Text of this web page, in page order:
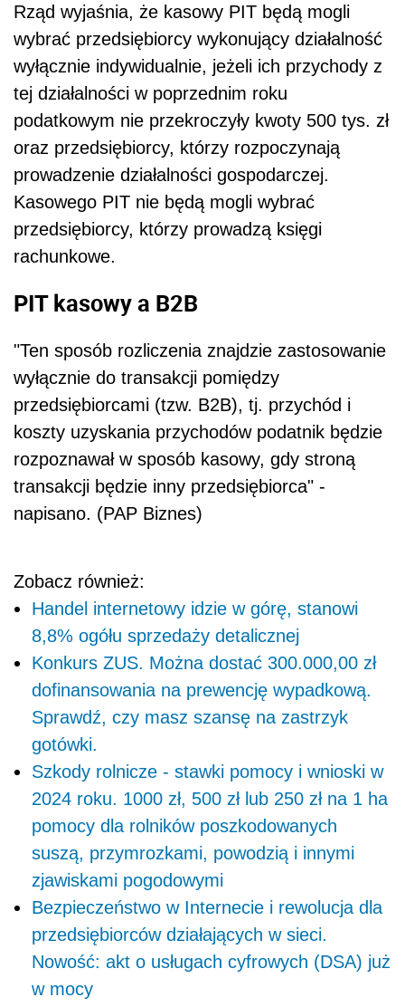
Rząd wyjaśnia, że kasowy PIT będą mogli
wybrać przedsiębiorcy wykonujący działalność
wyłącznie indywidualnie, jeżeli ich przychody z
tej działalności w poprzednim roku
podatkowym nie przekroczyły kwoty 500 tys. zł
oraz przedsiębiorcy, którzy rozpoczynają
prowadzenie działalności gospodarczej.
Kasowego PIT nie będą mogli wybrać
przedsiębiorcy, którzy prowadzą księgi
rachunkowe.
PIT kasowy a B2B
"Ten sposób rozliczenia znajdzie zastosowanie
wyłącznie do transakcji pomiędzy
przedsiębiorcami (tzw. B2B), tj. przychód i
koszty uzyskania przychodów podatnik będzie
rozpoznawał w sposób kasowy, gdy stroną
transakcji będzie inny przedsiębiorca" -
napisano. (PAP Biznes)
Zobacz również:
Handel internetowy idzie w górę, stanowi
8,8% ogółu sprzedaży detalicznej
Konkurs ZUS. Można dostać 300.000,00 zł
dofinansowania na prewencję wypadkową.
Sprawdź, czy masz szansę na zastrzyk
gotówki.
Szkody rolnicze - stawki pomocy i wnioski w
2024 roku. 1000 zł, 500 zł lub 250 zł na 1 ha
pomocy dla rolników poszkodowanych
suszą, przymrozkami, powodzią i innymi
zjawiskami pogodowymi
Bezpieczeństwo w Internecie i rewolucja dla
przedsiębiorców działających w sieci.
Nowość: akt o usługach cyfrowych (DSA) już
w mocy